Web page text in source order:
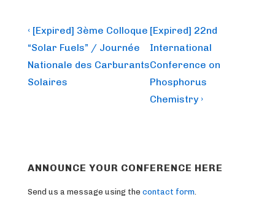
Post
navigation
Previous
Post
is
‹ [Expired] 3ème Colloque
“Solar Fuels” / Journée
Nationale des Carburants
Solaires
Next
Post
is
[Expired] 22nd
International
Conference on
Phosphorus
Chemistry ›
ANNOUNCE YOUR CONFERENCE HERE
Send us a message using the contact form.